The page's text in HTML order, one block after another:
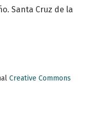
Santa Cruz de la
Creative Commons